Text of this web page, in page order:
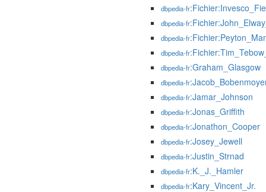
dbpedia-fr
dbpedia-fr
dbpedia-fr
dbpedia-fr
dbpedia-fr:Graham_Glasgow
dbpedia-fr
dbpedia-fr:Jamar_Johnson
dbpedia-fr:Jonas_Griffith
dbpedia-fr:Jonathon_Cooper
dbpedia-fr:Josey_Jewell
dbpedia-fr:Justin_Strnad
dbpedia-fr:K._J._Hamler
dbpedia-fr:Kary_Vincent_Jr.